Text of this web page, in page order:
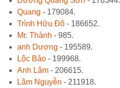
Quang - 179084.
Trình Hữu Đô - 186652.
Mr. Thành - 985.
anh Dương - 195589.
Lộc Bảo - 199968.
Anh Lâm - 206615.
Lâm Nguyễn - 211918.